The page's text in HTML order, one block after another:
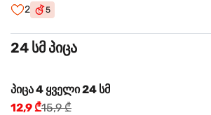
2 5
24 სმ პიცა
პიცა 4 ყველი 24 სმ
12,9 ₾15,9 ₾